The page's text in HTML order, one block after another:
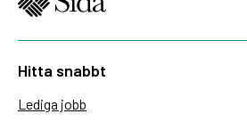
Hitta snabbt
Lediga jobb